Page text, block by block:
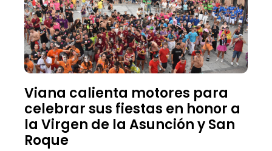
Viana calienta motores para
celebrar sus fiestas en honor a
la Virgen de la Asunción y San
Roque